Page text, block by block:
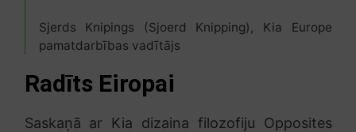
Sjerds Knipings (Sjoerd Knipping), Kia Europe
pamatdarbības vadītājs
Radīts Eiropai
Saskaņā ar Kia dizaina filozofiju Opposites